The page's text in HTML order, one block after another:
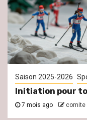
Saison 2025-2026
Initiation pour
7 mois ago comite